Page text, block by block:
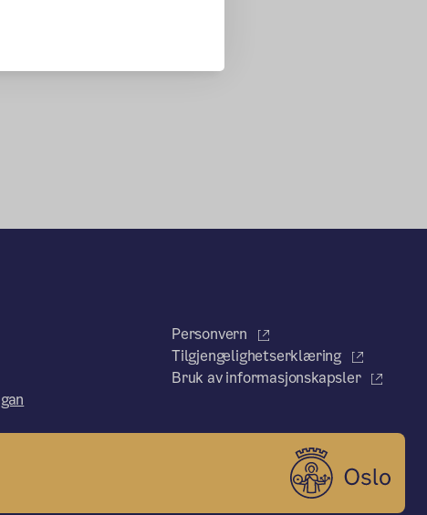
Personvern
Tilgjengelighetserklæring
Bruk av informasjonskapsler